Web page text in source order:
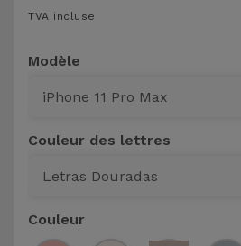
Marques
tout
et
Chaînes
Téléphone
Gadgets
TVA incluse
Modèle
Couleur des lettres
Couleur